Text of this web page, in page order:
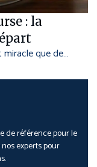
: la
miracle que de…
de référence pour le
experts pour